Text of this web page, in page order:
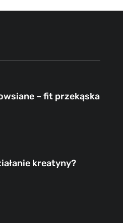
– fit przekąska
kreatyny?